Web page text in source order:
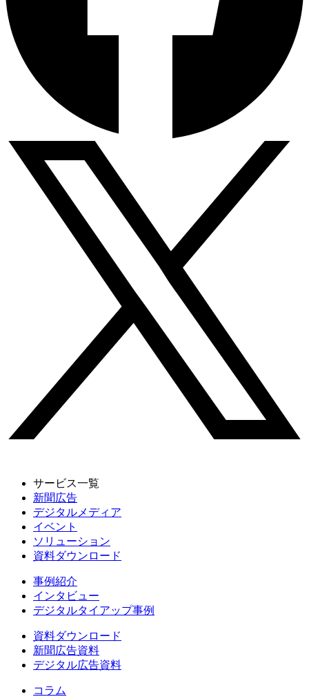
サービス一覧
新聞広告
デジタルメディア
イベント
ソリューション
資料ダウンロード
事例紹介
インタビュー
デジタルタイアップ事例
資料ダウンロード
新聞広告資料
デジタル広告資料
コラム